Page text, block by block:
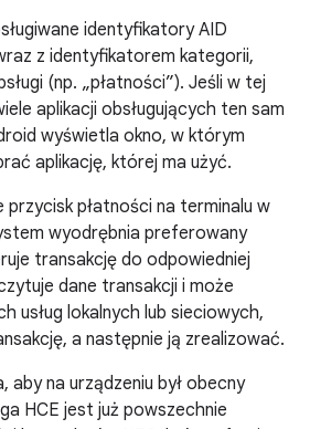
identyfikatory AID
z identyfikatorem kategorii,
(np. „płatności”). Jeśli w tej
aplikacji obsługujących ten sam
wyświetla okno, w którym
aplikację, której ma użyć.
przycisk płatności na terminalu w
wyodrębnia preferowany
transakcję do odpowiedniej
dane transakcji i może
usług lokalnych lub sieciowych,
a następnie ją zrealizować.
aby na urządzeniu był obecny
HCE jest już powszechnie